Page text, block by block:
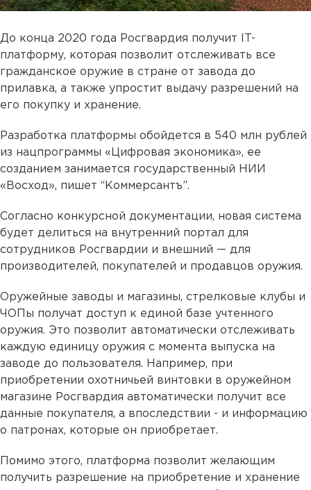
До конца 2020 года Росгвардия получит IT-
платформу, которая позволит отслеживать все
гражданское оружие в стране от завода до
прилавка, а также упростит выдачу разрешений на
его покупку и хранение.
Разработка платформы обойдется в 540 млн рублей
из нацпрограммы «Цифровая экономика», ее
созданием занимается государственный НИИ
«Восход», пишет “Коммерсантъ”.
Согласно конкурсной документации, новая система
будет делиться на внутренний портал для
сотрудников Росгвардии и внешний — для
производителей, покупателей и продавцов оружия.
Оружейные заводы и магазины, стрелковые клубы и
ЧОПы получат доступ к единой базе учтенного
оружия. Это позволит автоматически отслеживать
каждую единицу оружия с момента выпуска на
заводе до пользователя. Например, при
приобретении охотничьей винтовки в оружейном
магазине Росгвардия автоматически получит все
данные покупателя, а впоследствии - и информацию
о патронах, которые он приобретает.
Помимо этого, платформа позволит желающим
получить разрешение на приобретение и хранение